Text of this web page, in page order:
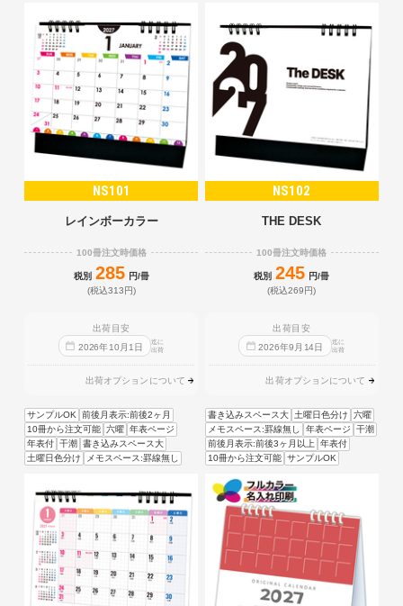
NS101
レインボーカラー
100冊注文時価格
税別 285 円/冊
(税込313円)
出荷目安
2026年10 月 1 日
迄に
出荷
出荷オプションについて
サンプルOK
前後月表示:前後2ヶ月
10冊から注文可能 六曜 年表ページ
年表付 干潮 書き込みスペース大
土曜日色分け
メモスペース:罫線無し
NS102
THE DESK
100冊注文時価格
税別 245 円/冊
(税込269円)
出荷目安
2026年9 月 14日
迄に
出荷
出荷オプションについて
書き込みスペース大 土曜日色分け
六曜
メモスペース:罫線無し
年表ページ
干潮
前後月表示:前後3ヶ月以上
年表付
10冊から注文可能 サンプルOK